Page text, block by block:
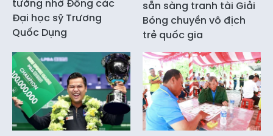
tưởng nhớ Đông các
Đại học sỹ Trương
Quốc Dụng
sẵn sàng tranh tài Giải
Bóng chuyền vô địch
trẻ quốc gia